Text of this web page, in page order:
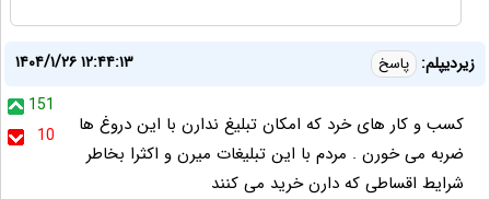
زیردیپلم: پاسخ
۱۴۰۴/۱/۲۶ ۱۲:۴۴:۱۳
151
10
کسب و کار های خرد که امکان تبلیغ ندارن با این دروغ ها
ضربه می خورن . مردم با این تبلیغات میرن و اکثرا بخاطر
شرایط اقساطی که دارن خرید می کنند